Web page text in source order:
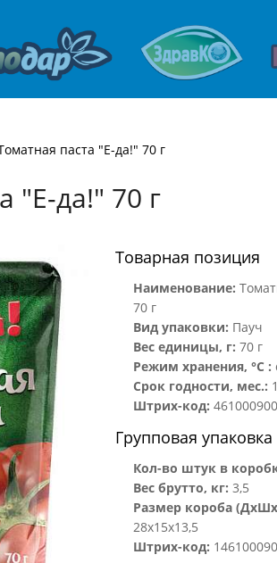
паста "Е-да!" 70 г
"Е-да!" 70 г
Товарная позиция
Наименование:
70 г
Вид упаковки: Пауч
Вес единицы, г: 70 г
Режим хранения, °С :
Срок годности, мес.:
Штрих-код:
Групповая упаковка
Кол-во штук в
Вес брутто, кг: 3,5
Размер короба
28х15х13,5
Штрих-код: